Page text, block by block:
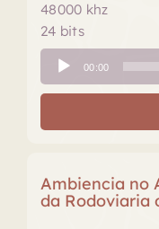
48000 khz
24 bits
Tocador
de
áudio
00:00
Ambiencia no
da Rodoviaria